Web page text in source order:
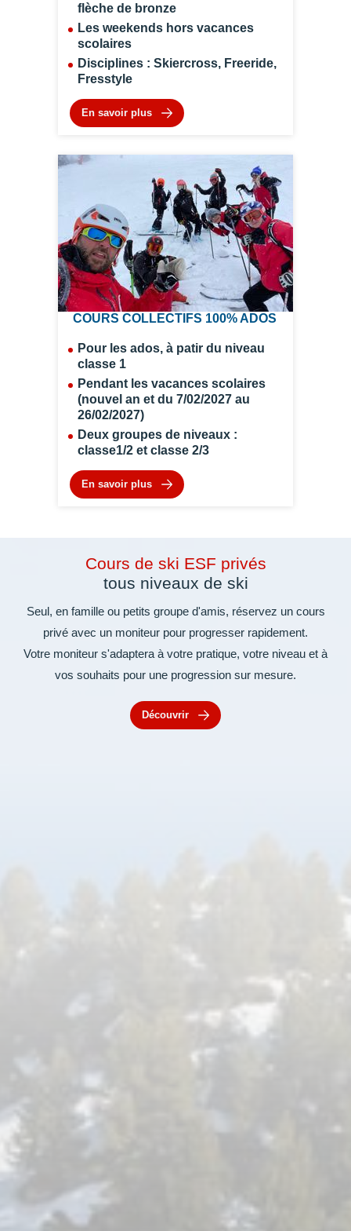
flèche de bronze
Les weekends hors vacances
scolaires
Disciplines : Skiercross, Freeride,
Fresstyle
En savoir plus
COURS COLLECTIFS 100% ADOS
Pour les ados, à patir du niveau
classe 1
Pendant les vacances scolaires
(nouvel an et du 7/02/2027 au
26/02/2027)
Deux groupes de niveaux :
classe1/2 et classe 2/3
En savoir plus
Cours de ski ESF privés
tous niveaux de ski
Seul, en famille ou petits groupe d'amis, réservez un cours
privé avec un moniteur pour progresser rapidement.
Votre moniteur s'adaptera à votre pratique, votre niveau et à
vos souhaits pour une progression sur mesure.
Découvrir